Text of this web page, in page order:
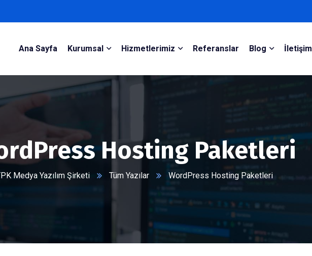
Ana Sayfa Kurumsal Hizmetlerimiz Referanslar Blog İletişim
Hosting Paketleri
Medya Yazılım Şirketi Tüm Yazılar WordPress Hosting Paketleri